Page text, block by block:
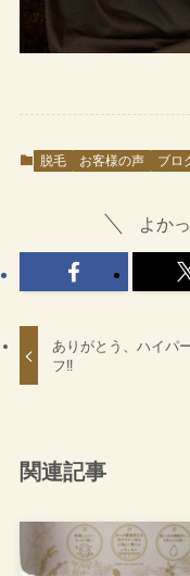
脱毛 お客様の声 ブロ
よか
ありがとう、ハイパ
フ‼
関連記事